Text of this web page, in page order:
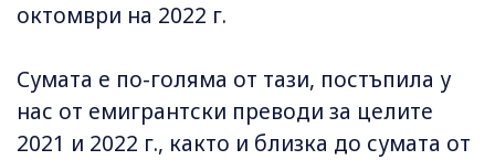
октомври на 2022 г.
Сумата е по-голяма от тази, постъпила у
нас от емигрантски преводи за целите
2021 и 2022 г., както и близка до сумата от